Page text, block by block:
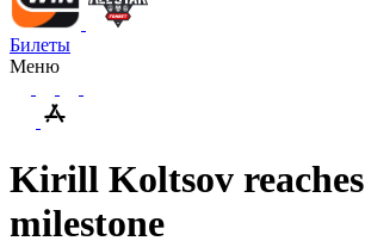
Билеты
Меню
Kirill Koltsov reaches
milestone